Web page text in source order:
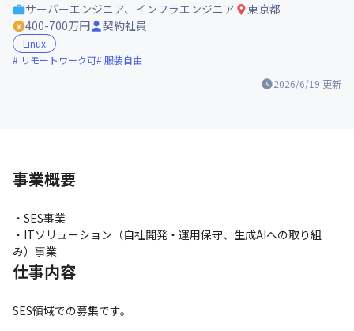
2026/6/19 更新
サーバーエンジニア、インフラエンジニア
東京都
400-700万円
契約社員
Linux
リモートワーク可 服装自由
事業概要
・SES事業
・ITソリューション（自社開発・運用保守、生成AIへの取り組
み）事業
仕事内容
SES領域での募集です。